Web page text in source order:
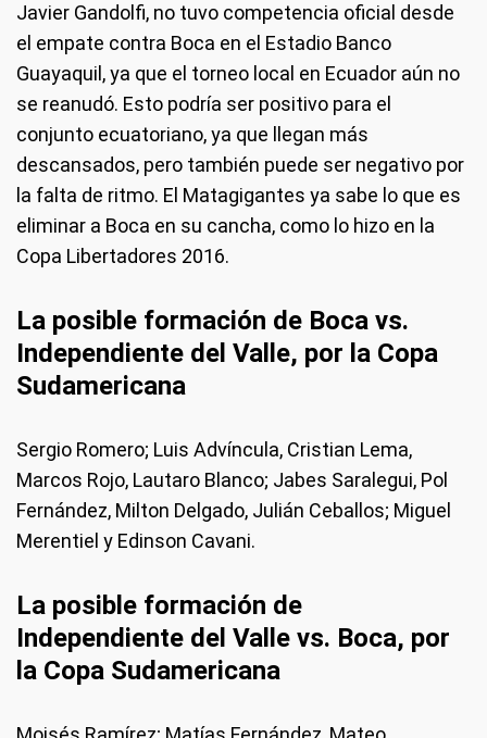
Javier Gandolfi, no tuvo competencia oficial desde
el empate contra Boca en el Estadio Banco
Guayaquil, ya que el torneo local en Ecuador aún no
se reanudó. Esto podría ser positivo para el
conjunto ecuatoriano, ya que llegan más
descansados, pero también puede ser negativo por
la falta de ritmo. El Matagigantes ya sabe lo que es
eliminar a Boca en su cancha, como lo hizo en la
Copa Libertadores 2016.
La posible formación de Boca vs.
Independiente del Valle, por la Copa
Sudamericana
Sergio Romero; Luis Advíncula, Cristian Lema,
Marcos Rojo, Lautaro Blanco; Jabes Saralegui, Pol
Fernández, Milton Delgado, Julián Ceballos; Miguel
Merentiel y Edinson Cavani.
La posible formación de
Independiente del Valle vs. Boca, por
la Copa Sudamericana